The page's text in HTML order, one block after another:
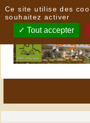
Ce site utilise des
souhaitez activer
Tout accepter